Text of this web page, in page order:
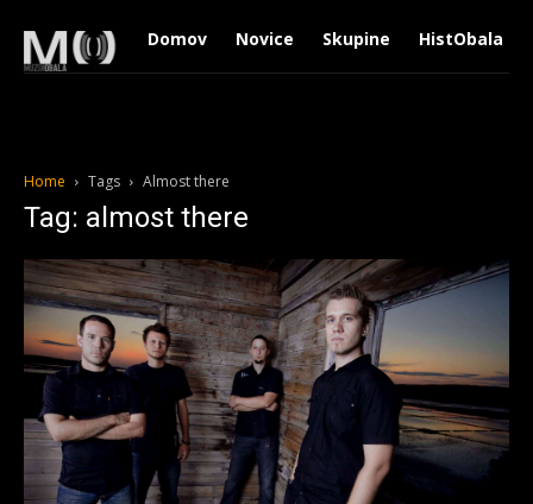
Domov Novice Skupine HistObala
Home Tags Almost there
Tag: almost there